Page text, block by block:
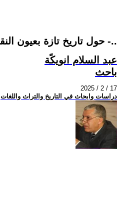
حول تاريخ تازة بعيون النقيب - فوانو -..
عبد السلام انويكًة
باحث
2025 / 2 / 17
دراسات وابحاث في التاريخ والتراث واللغات